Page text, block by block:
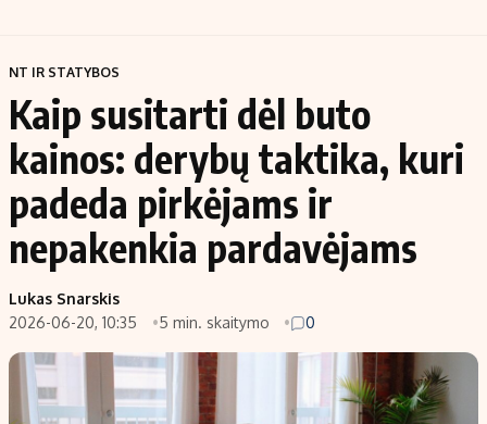
NT IR STATYBOS
Kaip susitarti dėl buto
kainos: derybų taktika, kuri
padeda pirkėjams ir
nepakenkia pardavėjams
Lukas Snarskis
2026-06-20, 10:35
5 min. skaitymo 0